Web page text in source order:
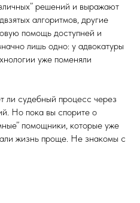
решений и выражают
алгоритмов, другие
помощь доступней и
лишь одно: у адвокатуры
уже поменяли
ли судебный процесс через
Но пока вы спорите о
помощники, которые уже
жизнь проще. Не знакомы с